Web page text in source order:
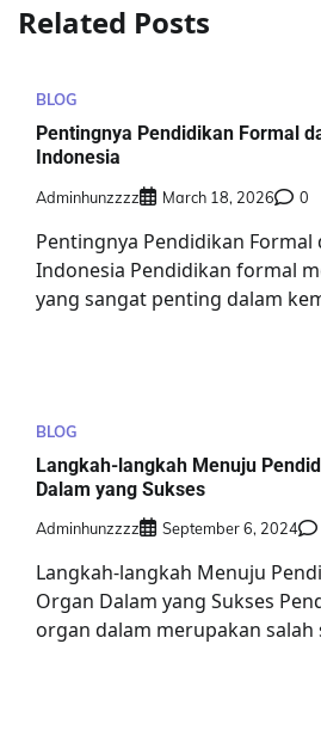
Related Posts
BLOG
Pentingnya Pendidikan Formal
Indonesia
Adminhunzzzz March 18, 2026 0
Pentingnya Pendidikan
Indonesia Pendidikan formal
yang sangat penting dalam
BLOG
Langkah-langkah Menuju
Dalam yang Sukses
Adminhunzzzz September 6, 2024
Langkah-langkah Menuju
Organ Dalam yang Sukses
organ dalam merupakan